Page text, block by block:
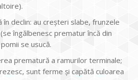
declin: au creșteri slabe, frunzele
îngălbenesc prematur încă din
se usucă.
prematură a ramurilor terminale;
sunt ferme și capătă culoarea